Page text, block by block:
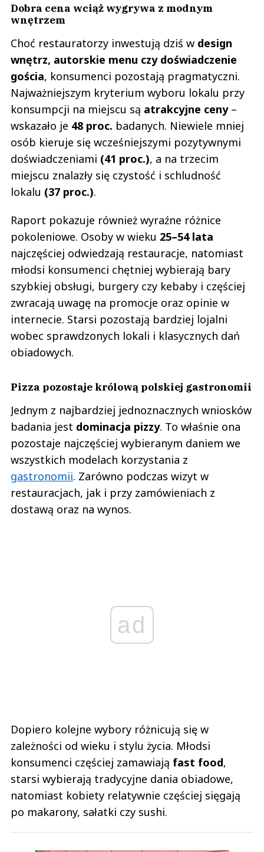
Dobra cena wciąż wygrywa z modnym
wnętrzem
Choć restauratorzy inwestują dziś w design
wnętrz, autorskie menu czy doświadczenie
gościa, konsumenci pozostają pragmatyczni.
Najważniejszym kryterium wyboru lokalu przy
konsumpcji na miejscu są atrakcyjne ceny–
wskazało je 48 proc. badanych. Niewiele mniej
osób kieruje się wcześniejszymi pozytywnymi
doświadczeniami (41 proc.), a na trzecim
miejscu znalazły się czystość i schludność
lokalu (37 proc.).
Raport pokazuje również wyraźne różnice
pokoleniowe. Osoby w wieku 25–54 lata
najczęściej odwiedzają restauracje, natomiast
młodsi konsumenci chętniej wybierają bary
szybkiej obsługi, burgery czy kebaby i częściej
zwracają uwagę na promocje oraz opinie w
internecie. Starsi pozostają bardziej lojalni
wobec sprawdzonych lokali i klasycznych dań
obiadowych.
Pizza pozostaje królową polskiej gastronomii
Jednym z najbardziej jednoznacznych wniosków
badania jest dominacja pizzy. To właśnie ona
pozostaje najczęściej wybieranym daniem we
wszystkich modelach korzystania z
gastronomii. Zarówno podczas wizyt w
restauracjach, jak i przy zamówieniach z
dostawą oraz na wynos.
ad
Dopiero kolejne wybory różnicują się w
zależności od wieku i stylu życia. Młodsi
konsumenci częściej zamawiają fast food,
starsi wybierają tradycyjne dania obiadowe,
natomiast kobiety relatywnie częściej sięgają
po makarony, sałatki czy sushi.